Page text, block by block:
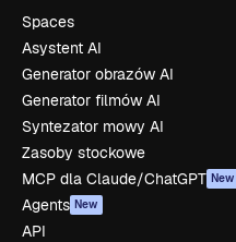
Spaces
Asystent AI
Generator obrazów AI
Generator filmów AI
Syntezator mowy AI
Zasoby stockowe
MCP dla Claude/ChatGPT New
Agents New
API